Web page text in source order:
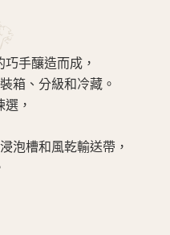
手釀造而成，
箱、分級和冷藏。
，
泡槽和風乾輸送帶，